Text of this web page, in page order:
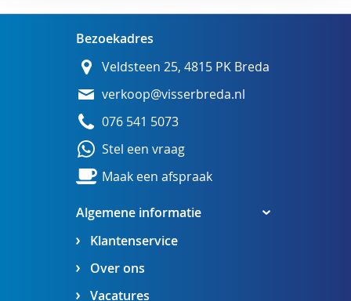
Algemene informatie
Klantenservice
Over ons
Vacatures
Bezoekadres
Veldsteen 25, 4815 PK Breda
verkoop@visserbreda.nl
076 541 5073
Stel een vraag
Maak een afspraak